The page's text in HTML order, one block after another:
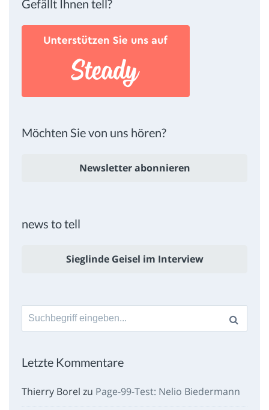
Gefällt Ihnen tell?
Möchten Sie von uns hören?
Newsletter abonnieren
news to tell
Sieglinde Geisel im Interview
Suche
nach:
Letzte Kommentare
Thierry Borel zu Page-99-Test: Nelio Biedermann